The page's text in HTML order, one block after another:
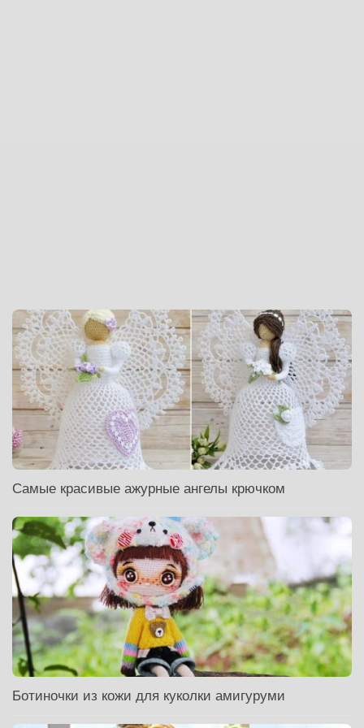
Самые красивые ажурные ангелы крючком
Ботиночки из кожи для куколки амигуруми